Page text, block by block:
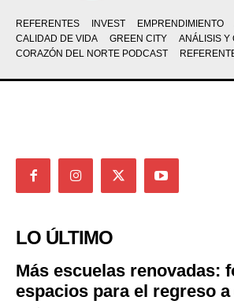
REFERENTES INVEST EMPRENDIMIENTO
CALIDAD DE VIDA
GREEN CITY
ANÁLISIS Y
CORAZÓN DEL NORTE PODCAST
LO ÚLTIMO
Más escuelas renovadas:
espacios para el regreso